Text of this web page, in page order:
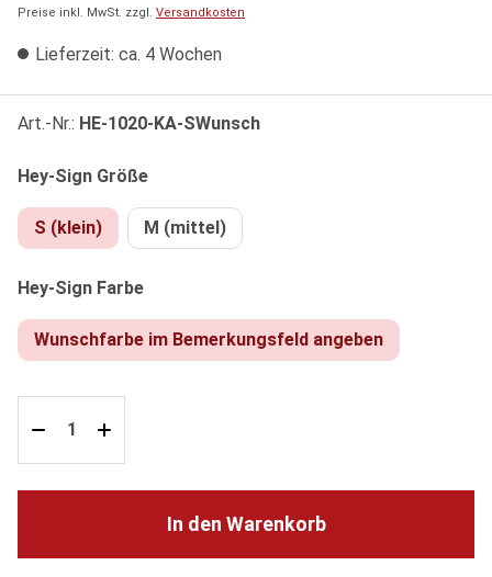
Preise inkl. MwSt. zzgl. Versandkosten
Lieferzeit: ca. 4 Wochen
Art.-Nr.: HE-1020-KA-SWunsch
Hey-Sign Größeauswählen
S (klein) M (mittel)
Hey-Sign Farbeauswählen
Wunschfarbe im Bemerkungsfeld angeben
In den Warenkorb